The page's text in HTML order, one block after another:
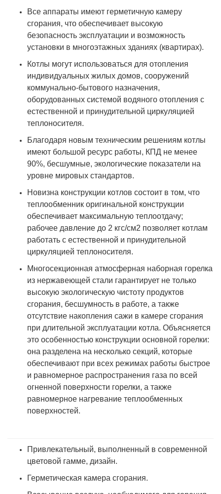
Все аппараты имеют герметичную камеру
сгорания, что обеспечивает высокую
безопасность эксплуатации и возможность
установки в многоэтажных зданиях (квартирах).
Котлы могут использоваться для отопления
индивидуальных жилых домов, сооружений
коммунально-бытового назначения,
оборудованных системой водяного отопления с
естественной и принудительной циркуляцией
теплоносителя.
Благодаря новым техническим решениям котлы
имеют большой ресурс работы, КПД не менее
90%, бесшумные, экологические показатели на
уровне мировых стандартов.
Новизна конструкции котлов состоит в том, что
теплообменник оригинальной конструкции
обеспечивает максимальную теплоотдачу;
рабочее давление до 2 кгс/см2 позволяет котлам
работать с естественной и принудительной
циркуляцией теплоносителя.
Многосекционная атмосферная наборная горелка
из нержавеющей стали гарантирует не только
высокую экологическую чистоту продуктов
сгорания, бесшумность в работе, а также
отсутствие накопления сажи в камере сгорания
при длительной эксплуатации котла. Объясняется
это особенностью конструкции основной горелки:
она разделена на несколько секций, которые
обеспечивают при всех режимах работы быстрое
и равномерное распространения газа по всей
огненной поверхности горелки, а также
равномерное нагревание теплообменных
поверхностей.
Привлекательный, выполненный в современной
цветовой гамме, дизайн.
Герметическая камера сгорания.